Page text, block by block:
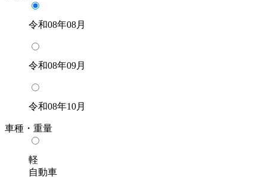
令和08年08月
令和08年09月
令和08年10月
車種・重量
軽
自動車